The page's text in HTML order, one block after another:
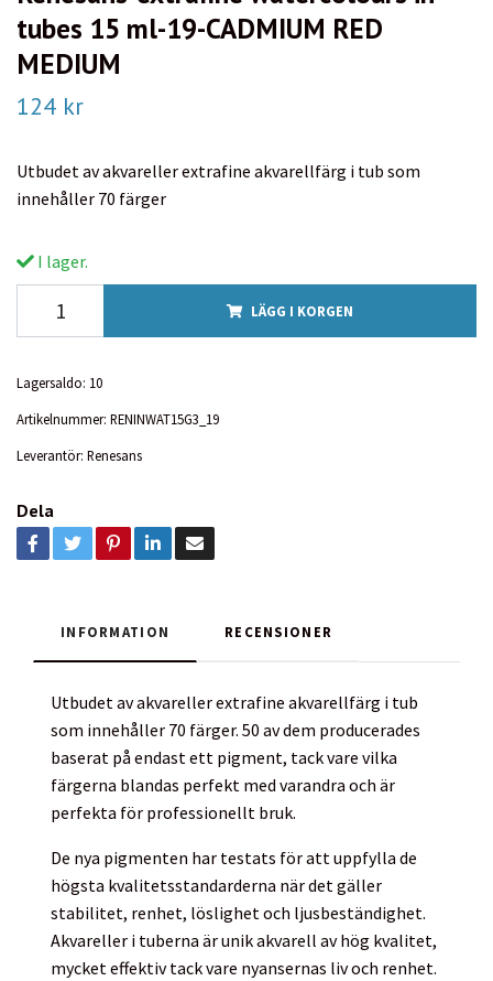
tubes 15 ml-19-CADMIUM RED
MEDIUM
124 kr
Utbudet av akvareller extrafine akvarellfärg i tub som
innehåller 70 färger
I lager.
LÄGG I KORGEN
Lagersaldo: 10
Artikelnummer: RENINWAT15G3_19
Leverantör: Renesans
Dela
INFORMATION RECENSIONER
Utbudet av akvareller extrafine akvarellfärg i tub
som innehåller 70 färger. 50 av dem producerades
baserat på endast ett pigment, tack vare vilka
färgerna blandas perfekt med varandra och är
perfekta för professionellt bruk.
De nya pigmenten har testats för att uppfylla de
högsta kvalitetsstandarderna när det gäller
stabilitet, renhet, löslighet och ljusbeständighet.
Akvareller i tuberna är unik akvarell av hög kvalitet,
mycket effektiv tack vare nyansernas liv och renhet.